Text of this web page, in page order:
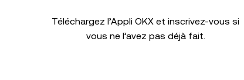
Téléchargez l’Appli OKX et inscrivez-vous si
vous ne l’avez pas déjà fait.